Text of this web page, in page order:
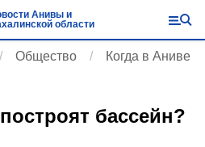
Анивы и
области
Общество
Когда в Аниве
бассейн?